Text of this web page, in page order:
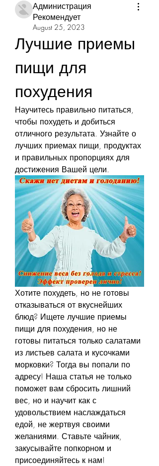
Администрация
Рекомендует
August 25, 2023
Лучшие приемы
пищи для
похудения
Научитесь правильно питаться,
чтобы похудеть и добиться
отличного результата. Узнайте о
лучших приемах пищи, продуктах
и правильных пропорциях для
достижения Вашей цели.
Хотите похудеть, но не готовы
отказываться от вкуснейших
блюд? Ищете лучшие приемы
пищи для похудения, но не
готовы питаться только салатами
из листьев салата и кусочками
морковки? Тогда вы попали по
адресу! Наша статья не только
поможет вам сбросить лишний
вес, но и научит как с
удовольствием наслаждаться
едой, не жертвуя своими
желаниями. Ставьте чайник,
закусывайте попкорном и
присоединяйтесь к нам!